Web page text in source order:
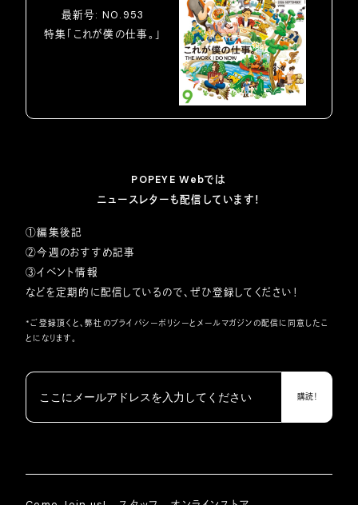
最新号: NO.953
特集「これが僕の仕事。」
POPEYE Webでは
ニュースレターも配信しています！
①編集後記
②今週のおすすめ記事
③イベント情報
などを定期的に配信しているので、ぜひ登録してください！
*ご登録頂くと、弊社のプライバシーポリシーとメールマガジンの配信に同意したこ
とになります。